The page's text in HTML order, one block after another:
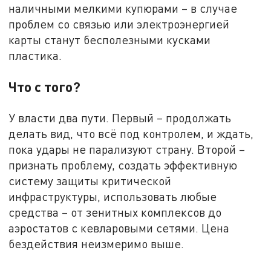
наличными мелкими купюрами – в случае
проблем со связью или электроэнергией
карты станут бесполезными кусками
пластика.
Что с того?
У власти два пути. Первый – продолжать
делать вид, что всё под контролем, и ждать,
пока удары не парализуют страну. Второй –
признать проблему, создать эффективную
систему защиты критической
инфраструктуры, использовать любые
средства – от зенитных комплексов до
аэростатов с кевларовыми сетями. Цена
бездействия неизмеримо выше.